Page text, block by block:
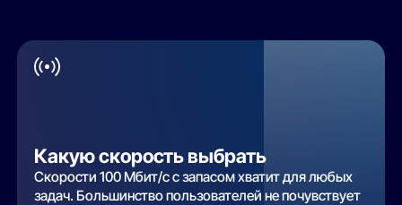
Какую скорость выбрать
Скорости 100 Мбит/с с запасом хватит для любых
задач. Большинство пользователей не почувствует